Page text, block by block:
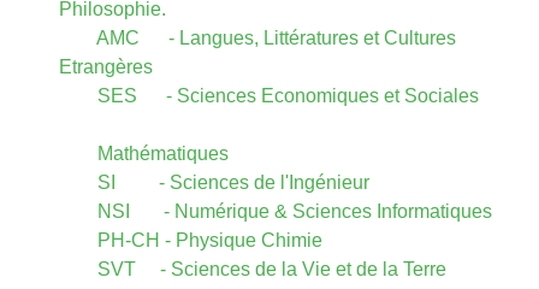
Philosophie.
AMC - Langues, Littératures et Cultures
Etrangères
SES - Sciences Economiques et Sociales
Mathématiques
SI - Sciences de l'Ingénieur
NSI - Numérique & Sciences Informatiques
PH-CH - Physique Chimie
SVT - Sciences de la Vie et de la Terre